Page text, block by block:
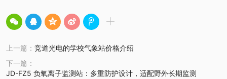
上一篇： 竞道光电的学校气象站价格介绍
下一篇：
JD-FZ5 负氧离子监测站：多重防护设计，适配野外长期监测